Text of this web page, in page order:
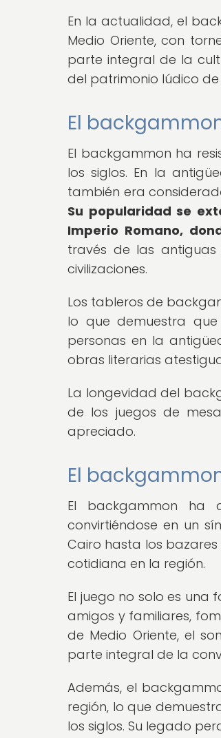
En la actualidad, el
Medio Oriente, con
parte integral de la
del patrimonio lúdico de
El
El backgammon ha
los siglos. En la
también era
Su popularidad se
Imperio Romano,
través de las
civilizaciones.
Los tableros de
lo que demuestra
personas en la
obras literarias
La longevidad del
de los juegos de
apreciado.
El
El backgammon ha
convirtiéndose en un
Cairo hasta los
cotidiana en la región.
El juego no solo es una
amigos y familiares,
de Medio Oriente, el
parte integral de la
Además, el
región, lo que
los siglos. Su legado